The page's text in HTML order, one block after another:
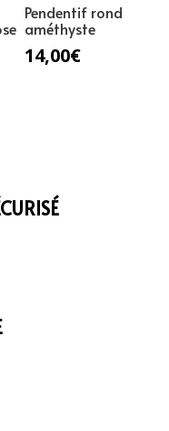
Pendentif rond
améthyste
14,00€